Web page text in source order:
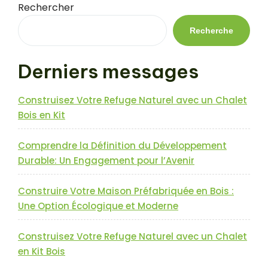
Bois
Madrier
:
et
Durabilité
au
Rendez-
Rechercher
Recherche
Derniers messages
Construisez Votre Refuge Naturel avec un Chalet
Bois en Kit
Comprendre la Définition du Développement
Durable: Un Engagement pour l’Avenir
Construire Votre Maison Préfabriquée en Bois :
Une Option Écologique et Moderne
Construisez Votre Refuge Naturel avec un Chalet
en Kit Bois